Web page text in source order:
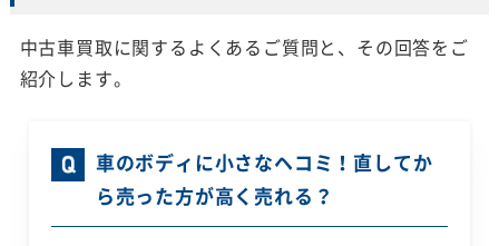
中古車買取に関するよくあるご質問と、その回答をご
紹介します。
車のボディに小さなヘコミ！直してか
ら売った方が高く売れる？